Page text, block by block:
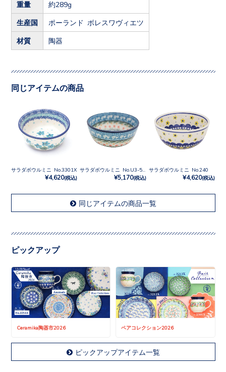
重量 約289g
生産国 ポーランド ボレスワヴィエツ
材質 陶器
同じアイテムの商品
サラダボウルミニ No.3301X
¥4,620(税込) ¥5,170(税込)
サラダボウルミニ No.240
¥4,620(税込)
同じアイテムの商品一覧
ピックアップ
Ceramika陶器市2026 ペアコレクション2026
ピックアップアイテム一覧